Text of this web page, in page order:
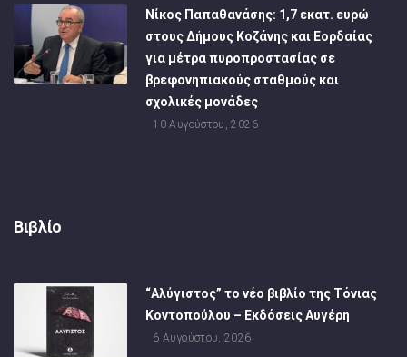
Νίκος Παπαθανάσης: 1,7 εκατ. ευρώ
στους Δήμους Κοζάνης και Εορδαίας
για μέτρα πυροπροστασίας σε
βρεφονηπιακούς σταθμούς και
σχολικές μονάδες
10 Αυγούστου, 2026
Βιβλίο
“Αλύγιστος” το νέο βιβλίο της Τόνιας
Κοντοπούλου – Εκδόσεις Αυγέρη
6 Αυγούστου, 2026